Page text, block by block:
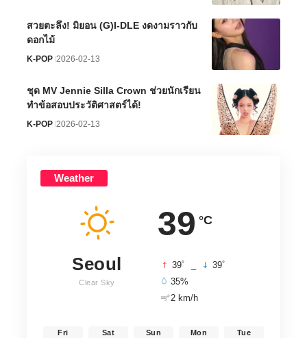
สวยตะลึง! มิยอน (G)I-DLE งดงามราวกับ
ดอกไม้
K-POP 2026-02-13
ชุด MV Jennie Silla Crown ช่วยนักเรียน
ทำข้อสอบประวัติศาสตร์ได้!
K-POP 2026-02-13
Weather
39 °C
Seoul
Clear Sky
39° 39°
35%
2 km/h
Fri Sat Sun Mon Tue